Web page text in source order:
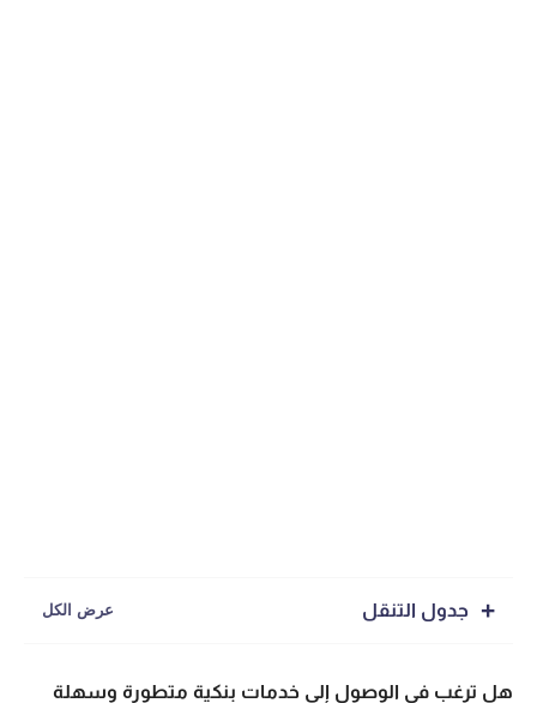
جدول التنقل
هل ترغب في الوصول إلى خدمات بنكية متطورة وسهلة